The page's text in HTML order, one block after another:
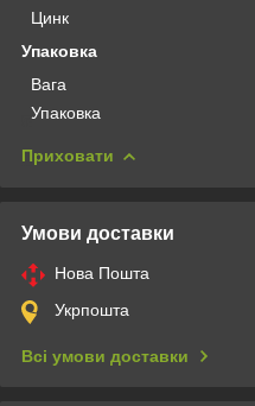
Цинк
Упаковка
Вага
Упаковка
Приховати
Умови доставки
Нова Пошта
Укрпошта
Всі умови доставки